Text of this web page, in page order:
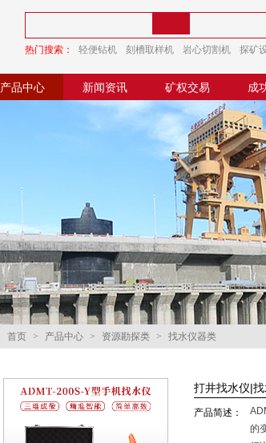
热门搜索： 轻便钻机 刻槽取样机 岩心切割机 探矿
探矿钻机
产品中心 新闻资讯 矿权交易 成
首页 > 产品中心 > 资源勘探类 > 找水仪器类
打井找水仪|
产品简述：
的